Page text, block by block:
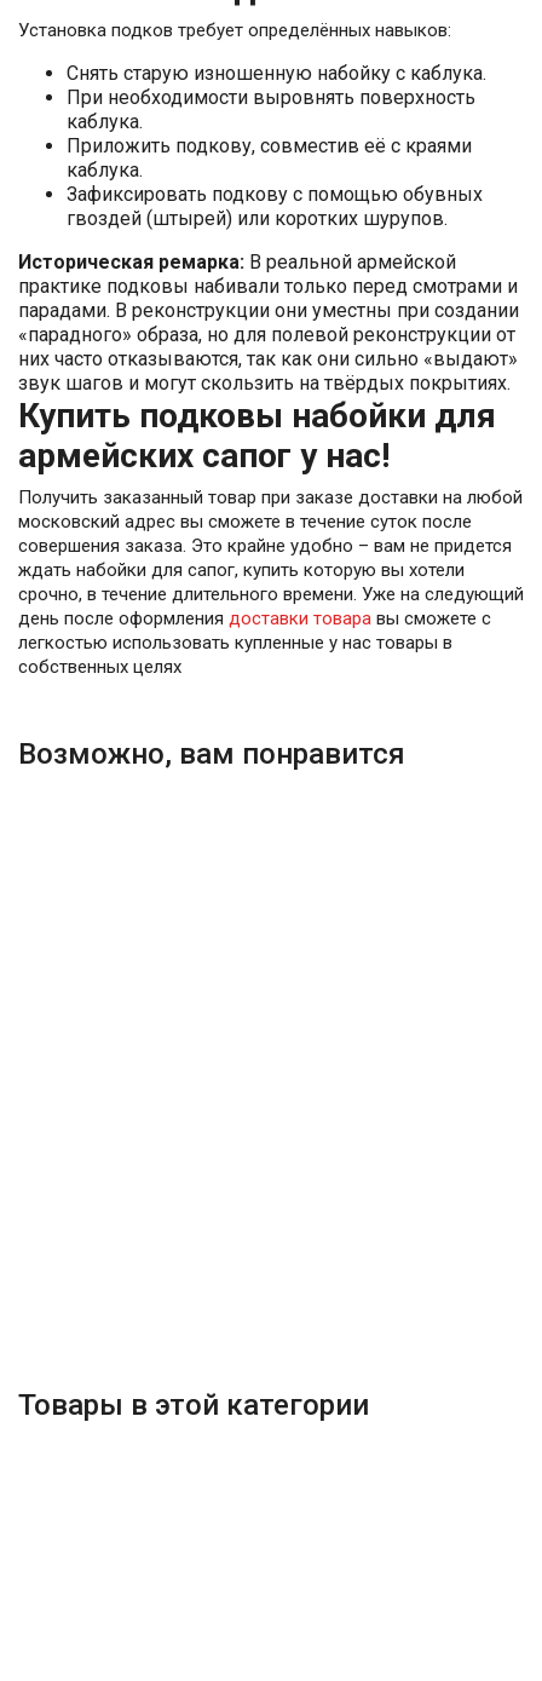
Установка подков требует определённых навыков:
Снять старую изношенную набойку с каблука.
При необходимости выровнять поверхность
каблука.
Приложить подкову, совместив её с краями
каблука.
Зафиксировать подкову с помощью обувных
гвоздей (штырей) или коротких шурупов.
Историческая ремарка: В реальной армейской
практике подковы набивали только перед смотрами и
парадами. В реконструкции они уместны при создании
«парадного» образа, но для полевой реконструкции от
них часто отказываются, так как они сильно «выдают»
звук шагов и могут скользить на твёрдых покрытиях.
Купить подковы набойки для
армейских сапог у нас!
Получить заказанный товар при заказе доставки на любой
московский адрес вы сможете в течение суток после
совершения заказа. Это крайне удобно – вам не придется
ждать набойки для сапог, купить которую вы хотели
срочно, в течение длительного времени. Уже на следующий
день после оформления доставки товара вы сможете с
легкостью использовать купленные у нас товары в
собственных целях
Возможно, вам понравится
Товары в этой категории